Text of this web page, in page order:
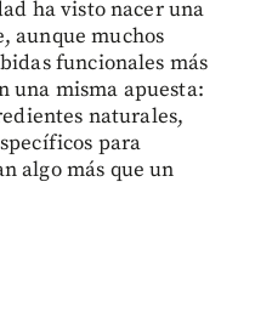
ha visto nacer una
aunque muchos
funcionales más
una misma apuesta:
naturales,
para
algo más que un